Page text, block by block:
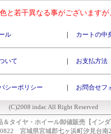
と若干異なる事がございますが
ル ｜ カートの中
いて ｜ お支払方法
シーポリシー ｜ お問合せフ
(C)2008 indac All Right Reserved
＆タイヤ・ホイール卸値販売【インダ
宮城県宮城郡七ヶ浜町汐見台南